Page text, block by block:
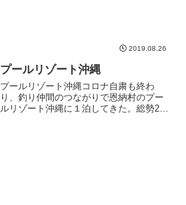
2019.08.26
プールリゾート沖縄
プールリゾート沖縄コロナ自粛も終わ
り、釣り仲間のつながりで恩納村のプー
ルリゾート沖縄に１泊してきた。総勢22